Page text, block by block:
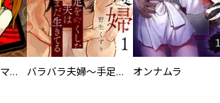
死ニガミ少女とスマホ神 バラバラ夫婦～手足をなくした夫はまだ生きてる オンナムラ